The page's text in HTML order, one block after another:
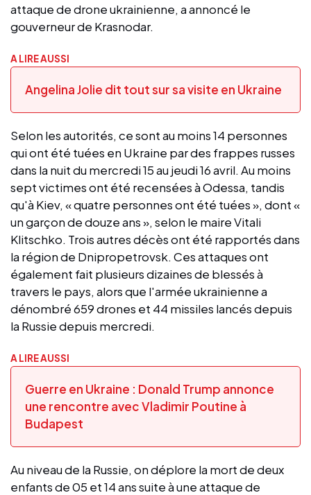
attaque de drone ukrainienne, a annoncé le
gouverneur de Krasnodar.
A LIRE AUSSI
Angelina Jolie dit tout sur sa visite en Ukraine
Selon les autorités, ce sont au moins 14 personnes
qui ont été tuées en Ukraine par des frappes russes
dans la nuit du mercredi 15 au jeudi 16 avril. Au moins
sept victimes ont été recensées à Odessa, tandis
qu'à Kiev, « quatre personnes ont été tuées », dont «
un garçon de douze ans », selon le maire Vitali
Klitschko. Trois autres décès ont été rapportés dans
la région de Dnipropetrovsk. Ces attaques ont
également fait plusieurs dizaines de blessés à
travers le pays, alors que l'armée ukrainienne a
dénombré 659 drones et 44 missiles lancés depuis
la Russie depuis mercredi.
A LIRE AUSSI
Guerre en Ukraine : Donald Trump annonce
une rencontre avec Vladimir Poutine à
Budapest
Au niveau de la Russie, on déplore la mort de deux
enfants de 05 et 14 ans suite à une attaque de